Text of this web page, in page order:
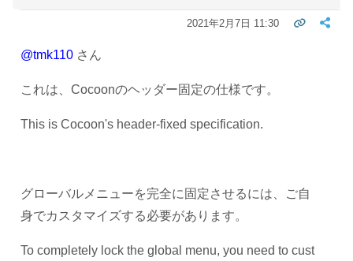
2021年2月7日 11:30
@tmk110 さん
これは、Cocoonのヘッダー固定の仕様です。
This is Cocoon's header-fixed specification.
グローバルメニューを完全に固定させるには、ご自
身でカスタマイズする必要があります。
To completely lock the global menu, you need to cust